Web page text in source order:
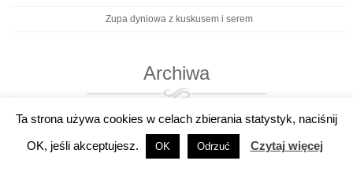
Zupa dyniowa z kuskusem i serem
Archiwa
Archiwa
Kategorie
Ta strona używa cookies w celach zbierania statystyk, naciśnij
OK, jeśli akceptujesz.
OK Odrzuć Czytaj więcej